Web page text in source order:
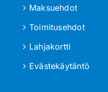
Maksuehdot
Toimitusehdot
Lahjakortti
Evästekäytäntö